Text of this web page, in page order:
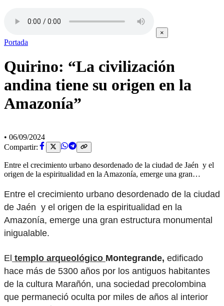
×
Portada
Quirino: “La civilización
andina tiene su origen en la
Amazonía”
• 06/09/2024
Compartir:
Entre el crecimiento urbano desordenado de la ciudad de Jaén y el
origen de la espiritualidad en la Amazonía, emerge una gran…
Entre el crecimiento urbano desordenado de la ciudad
de Jaén y el origen de la espiritualidad en la
Amazonía, emerge una gran estructura monumental
inigualable.
El templo arqueológico Montegrande, edificado
hace más de 5300 años por los antiguos habitantes
de la cultura Marañón, una sociedad precolombina
que permaneció oculta por miles de años al interior